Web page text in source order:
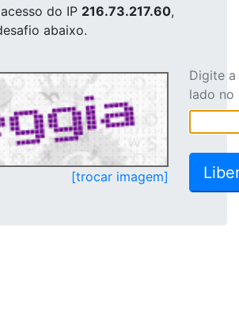
do IP 216.73.217.60,
abaixo.
[trocar imagem]
Digite
lado no